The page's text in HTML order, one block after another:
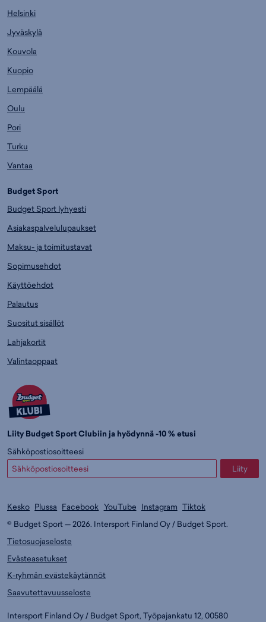
Helsinki
Jyväskylä
Kouvola
Kuopio
Lempäälä
Oulu
Pori
Turku
Vantaa
Budget Sport
Budget Sport lyhyesti
Asiakaspalvelulupaukset
Maksu- ja toimitustavat
Sopimusehdot
Käyttöehdot
Palautus
Suositut sisällöt
Lahjakortit
Valintaoppaat
Liity Budget Sport Clubiin ja hyödynnä -10 % etusi
Sähköpostiosoitteesi
Liity
Kesko Plussa Facebook YouTube Instagram Tiktok
© Budget Sport — 2026. Intersport Finland Oy / Budget Sport.
Tietosuojaseloste
Evästeasetukset
K-ryhmän evästekäytännöt
Saavutettavuusseloste
Intersport Finland Oy / Budget Sport, Työpajankatu 12, 00580